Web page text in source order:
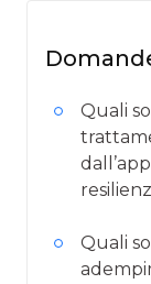
Quali
Quali